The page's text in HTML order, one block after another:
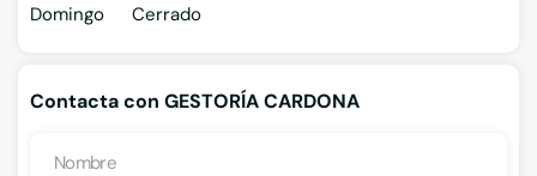
Domingo
Cerrado
Contacta con GESTORÍA CARDONA